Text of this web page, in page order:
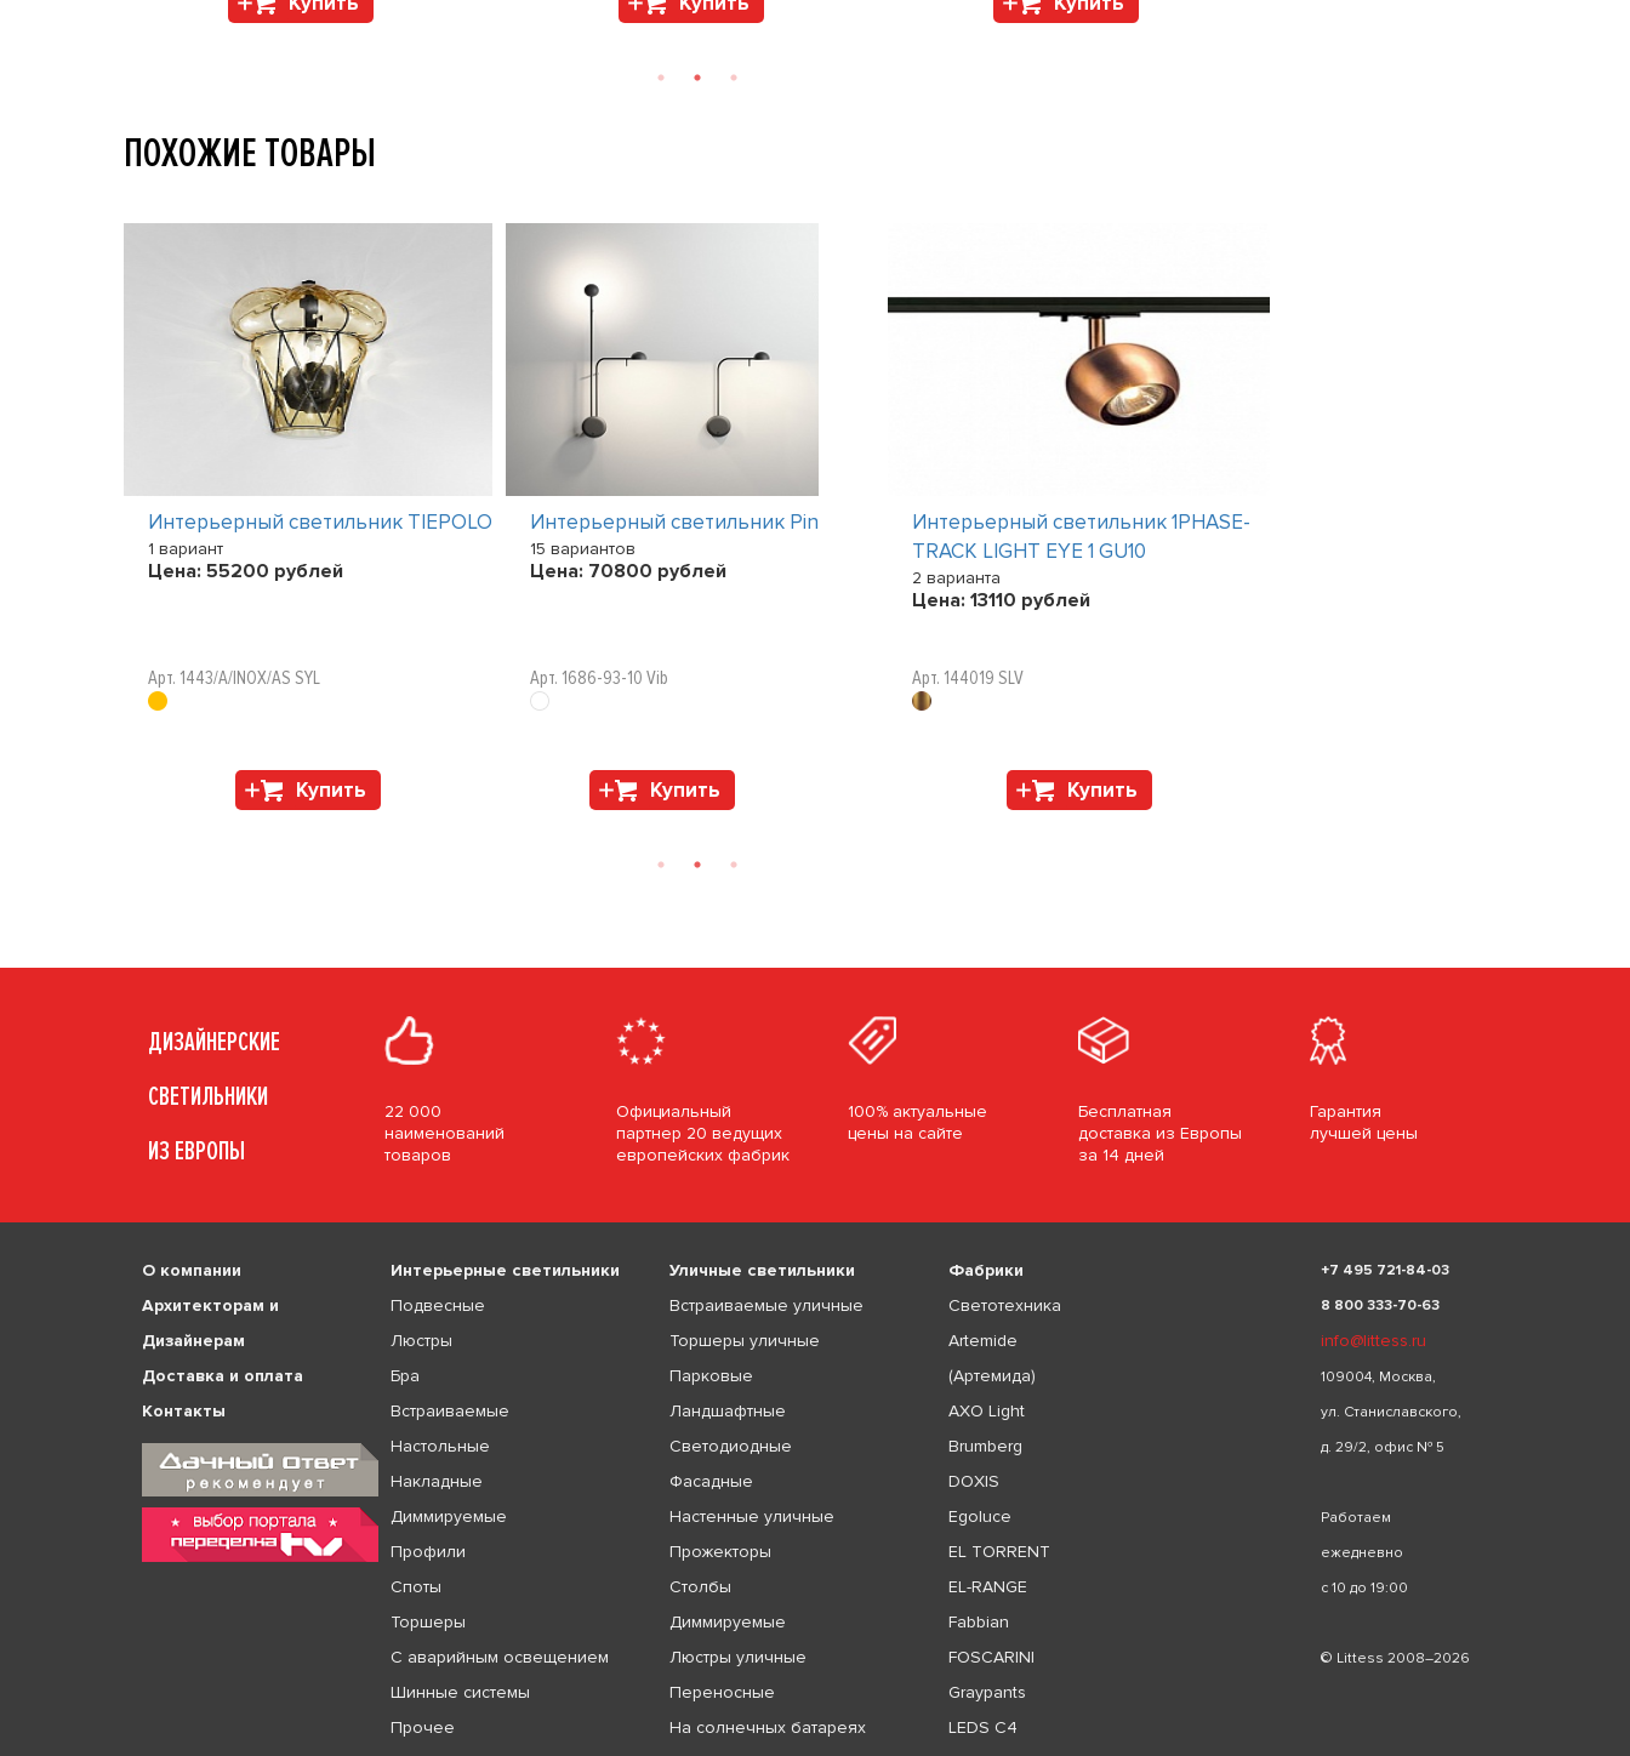
ПОХОЖИЕ ТОВАРЫ
Интерьерный светильник TIEPOLO
1 вариант
Цена: 55200 рублей
Арт. 1443/A/INOX/AS SYL
Купить
Интерьерный светильник Pin
15 вариантов
Цена: 70800 рублей
Арт. 1686-93-10 Vib
Купить
Интерьерный светильник 1PHASE-
TRACK LIGHT EYE 1 GU10
2 варианта
Цена: 13110 рублей
Арт. 144019 SLV
Купить
ДИЗАЙНЕРСКИЕ
СВЕТИЛЬНИКИ
ИЗ ЕВРОПЫ
22 000
наименований
товаров
Официальный
партнер 20 ведущих
европейских фабрик
100% актуальные
цены на сайте
Бесплатная
доставка из Европы
за 14 дней
Гарантия
лучшей цены
О компании
Архитекторам и
Дизайнерам
Доставка и оплата
Контакты
Интерьерные светильники
Подвесные
Люстры
Бра
Встраиваемые
Настольные
Накладные
Диммируемые
Профили
Споты
Торшеры
С аварийным освещением
Шинные системы
Прочее
Уличные светильники
Встраиваемые уличные
Торшеры уличные
Парковые
Ландшафтные
Светодиодные
Фасадные
Настенные уличные
Прожекторы
Столбы
Диммируемые
Люстры уличные
Переносные
На солнечных батареях
Фабрики
Светотехника
Artemide
(Артемида)
AXO Light
Brumberg
DOXIS
Egoluce
EL TORRENT
EL-RANGE
Fabbian
FOSCARINI
Graypants
LEDS C4
+7 495 721-84-03
8 800 333-70-63
info@littess.ru
109004, Москва,
ул. Станиславского,
д. 29/2, офис № 5
Работаем
ежедневно
с 10 до 19:00
© Littess 2008–2026